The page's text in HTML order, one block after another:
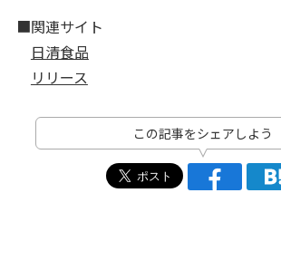
■関連サイト
日清食品
リリース
この記事をシェアしよう